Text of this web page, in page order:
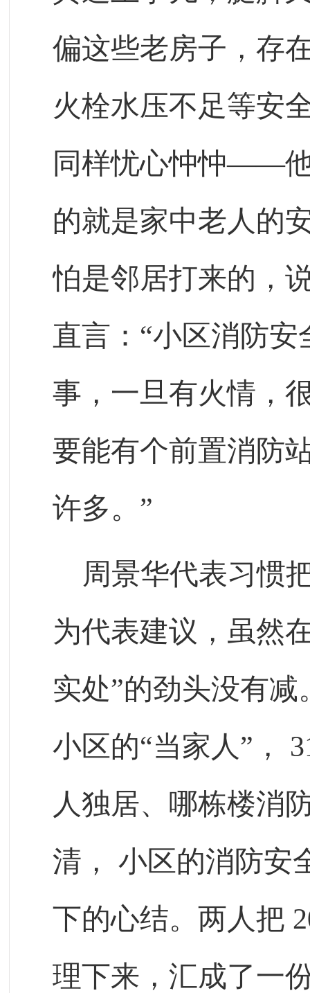
偏这些老房子，存
火栓水压不足等安
同样忧心忡忡——
的就是家中老人的
怕是邻居打来的，
直言：“小区消防
事，一旦有火情，
要能有个前置消防
许多。”
周景华代表习惯
为代表建议，虽然
实处”的劲头没有
小区的“当家人”，
人独居、哪栋楼消
清， 小区的消防安
下的心结。两人把
理下来，汇成了一